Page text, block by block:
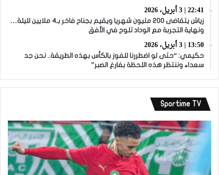
22:41 | 3 أبريل، 2026
زياش يتقاضى 200 مليون شهريا ويقيم بجناح فاخر بـ4 ملايين لليلة…
ونهاية التجربة مع الوداد تلوح في الأفق
13:50 | 3 أبريل، 2026
حكيمي: “حتى لو اضطررنا للفوز بالكأس بهذه الطريقة.. نحن جد
سعداء وننتظر هذه اللحظة بفارغ الصبر”
Sportime TV